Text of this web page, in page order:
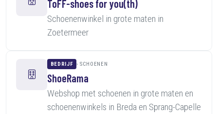
ToFF-shoes for you(th)
Schoenenwinkel in grote maten in
Zoetermeer
BEDRIJF SCHOENEN
ShoeRama
Webshop met schoenen in grote maten en
schoenenwinkels in Breda en Sprang-Capelle